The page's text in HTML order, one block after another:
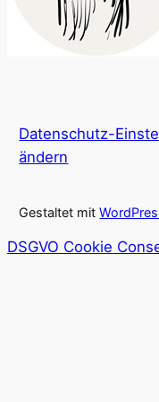
Datenschutz-
ändern
Gestaltet mit
DSGVO Cookie